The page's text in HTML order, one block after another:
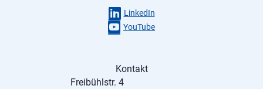
LinkedIn
YouTube
Kontakt
Freibühlstr. 4